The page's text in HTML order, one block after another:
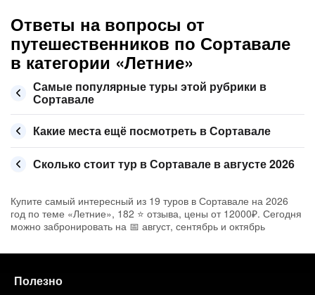
Ответы на вопросы от
путешественников по Сортавале
в категории «Летние»
Самые популярные туры этой рубрики в
Сортавале
Какие места ещё посмотреть в Сортавале
Сколько стоит тур в Сортавале в августе 2026
Купите самый интересный из 19 туров в Сортавале на 2026
год по теме «Летние», 182 ⭐ отзыва, цены от 12000₽. Сегодня
можно забронировать на 📅 август, сентябрь и октябрь
Полезно